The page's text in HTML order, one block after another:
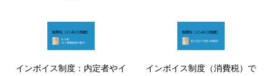
インボイス制度：内定者やイ
インボイス制度（消費税）で